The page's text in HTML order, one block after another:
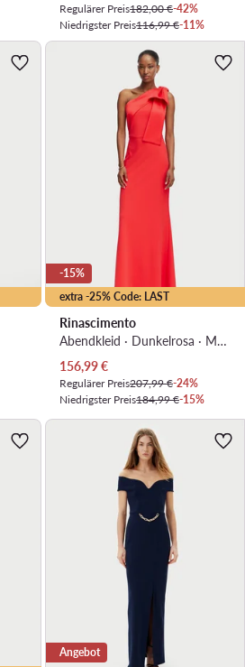
Regulärer Preis182,00 €-42%
Niedrigster Preis116,99 €-11%
extra -25% Code: LAST
-15%
Rinascimento
Abendkleid · Dunkelrosa · Maxi
Aktueller Preis
156,99€
Regulärer Preis207,99 €-24%
Niedrigster Preis184,99 €-15%
Angebot